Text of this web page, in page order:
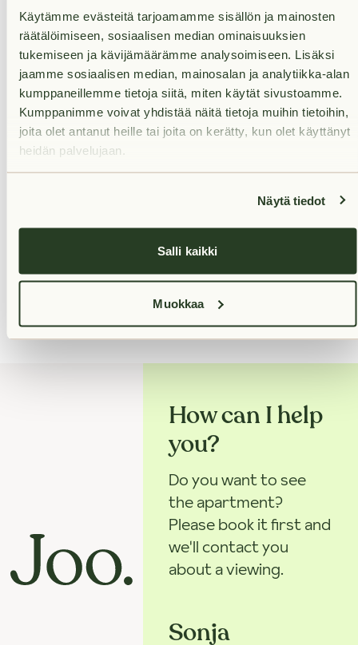
Käytämme evästeitä tarjoamamme sisällön ja mainosten
räätälöimiseen, sosiaalisen median ominaisuuksien
tukemiseen ja kävijämäärämme analysoimiseen. Lisäksi
jaamme sosiaalisen median, mainosalan ja analytiikka-alan
kumppaneillemme tietoja siitä, miten käytät sivustoamme.
Kumppanimme voivat yhdistää näitä tietoja muihin tietoihin,
joita olet antanut heille tai joita on kerätty, kun olet käyttänyt
heidän palvelujaan.
Näytä tiedot
Salli kaikki
Muokkaa
vastaanottamisen jälkeen.
Rent
Transport links nearby
How can I help
you?
Do you want to see
the apartment?
Please book it first and
we'll contact you
about a viewing.
Sonja